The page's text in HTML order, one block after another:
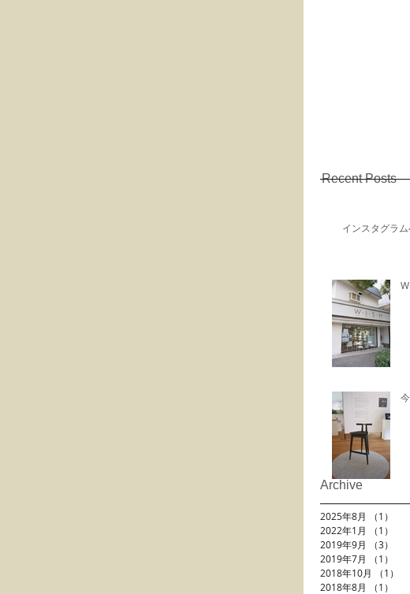
Recent Posts
インスタグラ
2025年8月 （1）
2022年1月
（1）
2019年9月
（3）
2019年7月
（1）
2018年10月
（1）
2018年8月
（1）
Archive